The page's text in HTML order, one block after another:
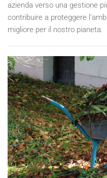
azienda verso una gestione
contribuire a proteggere
migliore per il nostro pianeta.